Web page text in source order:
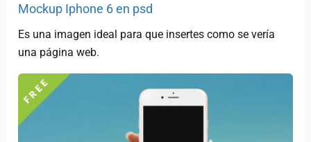
Mockup Iphone 6 en psd
Es una imagen ideal para que insertes como se vería
una página web.